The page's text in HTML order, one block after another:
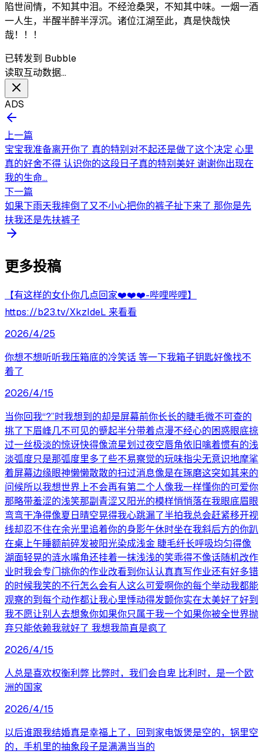
陷世间情，不知其中泪。不经沧桑哭，不知其中味。一烟一酒
一人生，半醒半醉半浮沉。诸位江湖至此，真是快哉快
哉！！！
已转发到 Bubble
读取互动数据…
ADS
上一篇
宝宝我准备离开你了 真的特别对不起还是做了这个决定 心里
真的好舍不得 认识你的这段日子真的特别美好 谢谢你出现在
我的生命...
下一篇
如果下雨天我摔倒了又不小心把你的裤子扯下来了 那你是先
扶我还是先扶裤子
更多投稿
【有这样的女仆你几点回家❤️❤️❤️-哔哩哔哩】
https://b23.tv/XkzIdeL 来看看
2026/4/25
你想不想听听我压箱底的冷笑话 等一下我箱子钥匙好像找不
着了
2026/4/15
当你回我“?”时我想到的却是屏幕前你长长的睫毛微不可查的
挑了下眉峰几不可见的蹙起半分带着点漫不经心的困惑眼底掠
过一丝极淡的惊讶快得像流星划过夜空唇角依旧噙着惯有的浅
淡弧度只是那弧度里多了些不易察觉的玩味指尖无意识地摩挲
着屏幕边缘眼神懒懒散散的扫过消息像是在琢磨这突如其来的
问候所以我想世界上不会再有第二个人像我一样懂你的可爱你
那略带羞涩的浅笑那副青涩又阳光的模样悄悄落在我眼底眉眼
弯弯干净得像夏日晴空晃得我心跳漏了半拍我总会赶紧移开视
线却忍不住在余光里追着你的身影午休时坐在我斜后方的你趴
在桌上午睡额前碎发被阳光染成浅金 睫毛纤长呼吸均匀得像
湖面轻晃的涟水嘴角还挂着一抹浅浅的笑乖得不像话随机改作
业时我会专门挑你的作业改看到你认认真真写作业还有好多错
的时候我笑的不行怎么会有人这么可爱啊你的每个举动我都能
观察的到每个动作都让我心里悸动得发颤你实在太美好了好到
我不愿让别人去想象你如果你只属于我一个如果你被全世界抛
弃只能依赖我就好了 我想我简直是疯了
2026/4/15
人总是喜欢权衡利弊 比弊时，我们会自卑 比利时，是一个欧
洲的国家
2026/4/15
以后谁跟我结婚真是幸福上了，回到家电饭煲是空的，锅里空
的，手机里的抽象段子是满满当当的